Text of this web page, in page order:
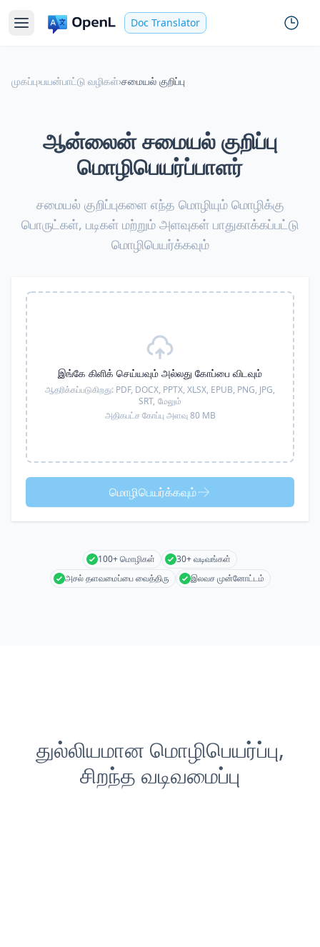
Doc Translator
முகப்பு›பயன்பாட்டு வழிகள்›சமையல் குறிப்பு
ஆன்லைன் சமையல் குறிப்பு
மொழிபெயர்ப்பாளர்
சமையல் குறிப்புகளை எந்த மொழியும் மொழிக்கு
பொருட்கள், படிகள் மற்றும் அளவுகள் பாதுகாக்கப்பட்டு
மொழிபெயர்க்கவும்
இங்கே கிளிக் செய்யவும் அல்லது கோப்பை விடவும்
ஆதரிக்கப்படுகிறது: PDF, DOCX, PPTX, XLSX, EPUB, PNG, JPG,
SRT, மேலும்
அதிகபட்ச கோப்பு அளவு 80 MB
மொழிபெயர்க்கவும்
100+ மொழிகள்
30+ வடிவங்கள்
அசல் தளவமைப்பை வைத்திரு
இலவச முன்னோட்டம்
துல்லியமான மொழிபெயர்ப்பு,
சிறந்த வடிவமைப்பு